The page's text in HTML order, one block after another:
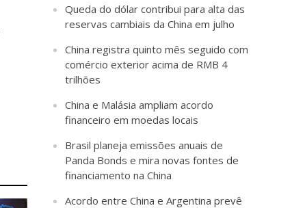
Queda do dólar contribui para alta das
reservas cambiais da China em julho
China registra quinto mês seguido com
comércio exterior acima de RMB 4
trilhões
China e Malásia ampliam acordo
financeiro em moedas locais
Brasil planeja emissões anuais de
Panda Bonds e mira novas fontes de
financiamento na China
Acordo entre China e Argentina prevê